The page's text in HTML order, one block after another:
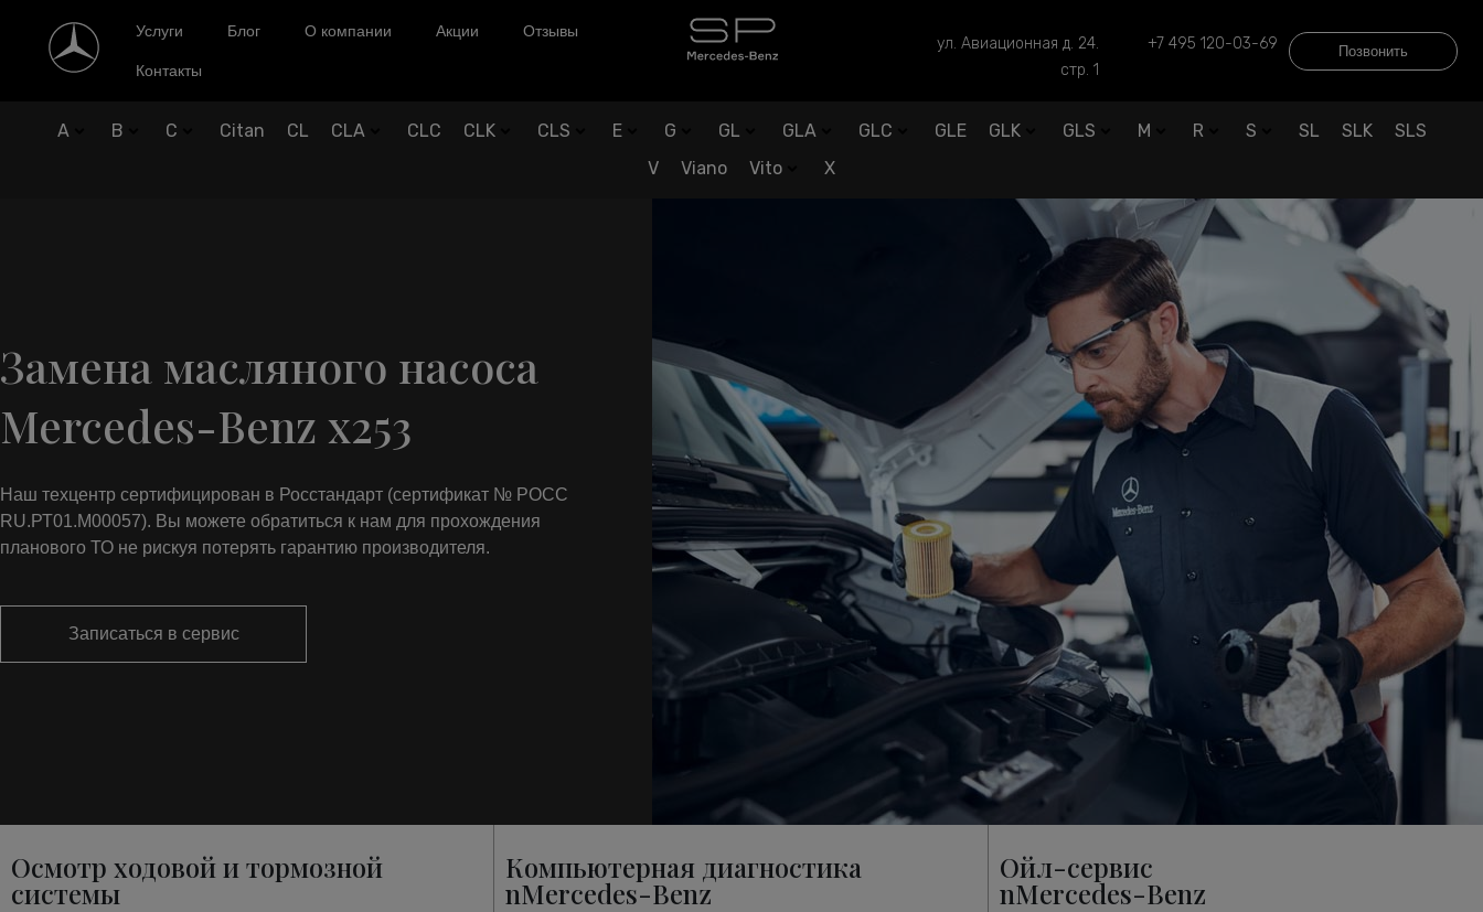
Услуги Блог О компании Акции Отзывы
Контакты
ул. Авиационная д. 24.
стр. 1
+7 495 120-03-69 Позвонить
A B C Citan CL CLA CLC CLK CLS E G GL GLA GLC GLE GLK GLS M R S SL SLK
SLS
V
Viano Vito X
Замена масляного насоса
Mercedes-Benz x253
Наш техцентр сертифицирован в Росстандарт (сертификат № РОСС
RU.РТ01.М00057). Вы можете обратиться к нам для прохождения
планового ТО не рискуя потерять гарантию производителя.
Записаться в сервис
Осмотр ходовой и тормозной
системы
Компьютерная диагностика
nMercedes-Benz
Ойл-сервис
nMercedes-Benz